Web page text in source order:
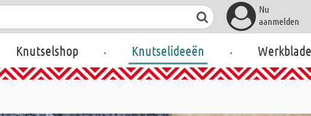
Nu
aanmelden
Knutselshop . Knutselideeën .